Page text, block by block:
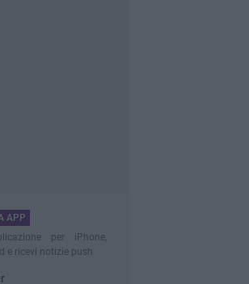
APP
per iPhone,
e ricevi notizie push